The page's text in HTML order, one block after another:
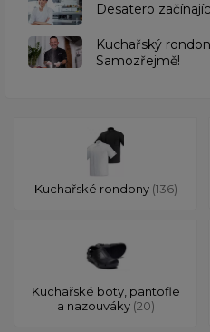
Desatero
Kuchařský
Samozřejmě!
Kuchařské rondony (136)
Kuchařské boty, pantofle
a nazouváky (20)